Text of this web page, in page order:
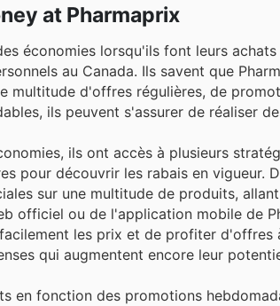
at Pharmaprix
économies lorsqu'ils font leurs
au Canada. Ils savent que
multitude d'offres régulières, de
ils peuvent s'assurer de réaliser
ils ont accès à plusieurs
pour découvrir les rabais en vigueur.
sur une multitude de produits,
officiel ou de l'application mobile de
les prix et de profiter
qui augmentent encore leur
en fonction des promotions